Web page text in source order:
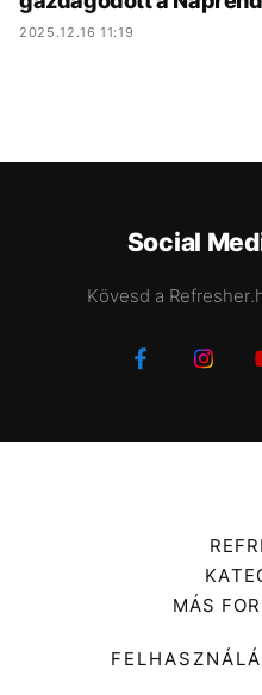
2025.12.16 11:19
Social
Kövesd a
MÁS